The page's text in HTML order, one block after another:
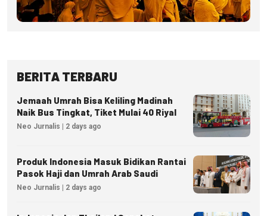
BERITA TERBARU
Jemaah Umrah Bisa Keliling Madinah
Naik Bus Tingkat, Tiket Mulai 40 Riyal
Neo Jurnalis | 2 days ago
Produk Indonesia Masuk Bidikan Rantai
Pasok Haji dan Umrah Arab Saudi
Neo Jurnalis | 2 days ago